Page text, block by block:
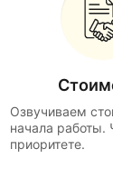
Озвучиваем
начала работы.
приоритете.